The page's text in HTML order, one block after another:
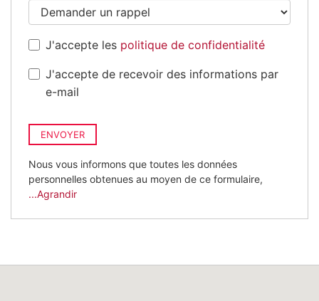
J'accepte les politique de confidentialité
J'accepte de recevoir des informations par
e-mail
ENVOYER
Nous vous informons que toutes les données
personnelles obtenues au moyen de ce formulaire,
...Agrandir